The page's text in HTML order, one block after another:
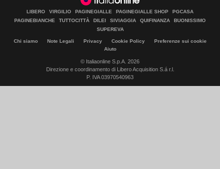
LIBERO VIRGILIO PAGINEGIALLE PAGINEGIALLE SHOP
PGCASA
PAGINEBIANCHE
TUTTOCITTÀ DILEI SIVIAGGIA QUIFINANZA
BUONISSIMO
SUPEREVA
Chi siamo Note Legali Privacy Cookie Policy
Preferenze sui cookie
Aiuto
© Italiaonline S.p.A. 2026
Direzione e coordinamento di Libero Acquisition S.á r.l.
P. IVA 03970540963